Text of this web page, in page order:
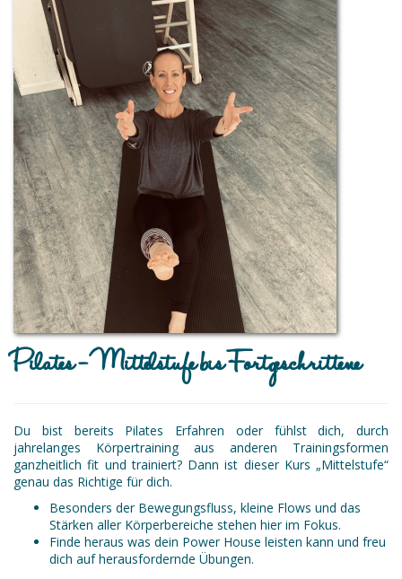
Pilates - Mittelstufe bis Fortgeschrittene
Du bist bereits Pilates Erfahren oder fühlst dich, durch
jahrelanges Körpertraining aus anderen Trainingsformen
ganzheitlich fit und trainiert? Dann ist dieser Kurs „Mittelstufe“
genau das Richtige für dich.
Besonders der Bewegungsfluss, kleine Flows und das
Stärken aller Körperbereiche stehen hier im Fokus.
Finde heraus was dein Power House leisten kann und freu
dich auf herausfordernde Übungen.